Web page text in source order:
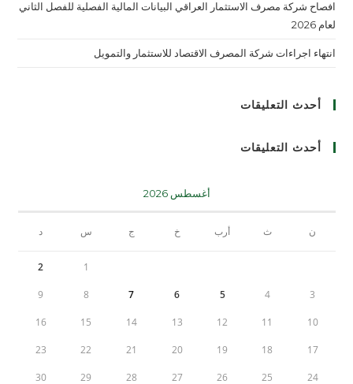
افصاح شركة مصرف الاستثمار العراقي البيانات المالية الفصلية للفصل الثاني
لعام 2026
انتهاء اجراءات شركة المصرف الاقتصاد للاستثمار والتمويل
أحدث التعليقات
أحدث التعليقات
أغسطس 2026
ن ث أرب خ ج س د
1
2
3
4
5
6
7
8
9
10
11
12
13
14
15
16
17
18
19
20
21
22
23
24
25
26
27
28
29
30